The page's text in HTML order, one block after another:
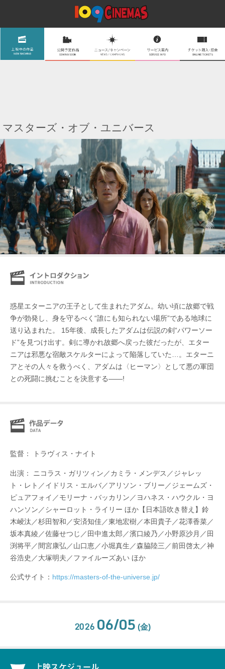
マスターズ・オブ・ユニバース
惑星エターニアの王子として生まれたアダム。幼い頃に故郷で戦
争が勃発し、身を守るべく“誰にも知られない場所”である地球に
送り込まれた。 15年後、成長したアダムは伝説の剣“パワーソー
ド”を見つけ出す。剣に導かれ故郷へ戻った彼だったが、エター
ニアは邪悪な宿敵スケルターによって陥落していた…。エターニ
アとその人々を救うべく、アダムは〈ヒーマン〉として悪の軍団
との死闘に挑むことを決意する――!
監督： トラヴィス・ナイト
出演： ニコラス・ガリツィン／カミラ・メンデス／ジャレッ
ト・レト／イドリス・エルバ／アリソン・ブリー／ジェームズ・
ピュアフォイ／モリーナ・バッカリン／ヨハネス・ハウクル・ヨ
ハンソン／シャーロット・ライリー ほか【日本語吹き替え】鈴
木崚汰／杉⽥智和／安済知佳／東地宏樹／本⽥貴⼦／花澤⾹菜／
坂本真綾／佐藤せつじ／⽥中進太郎／濱⼝綾乃／⼩野原沙⽉／⽥
渕将平／間宮康弘／⼭⼝恵／⼩堀真⽣／森脇陸三／前⽥啓太／神
⾕浩史／⼤塚明夫／ファイルーズあい ほか
公式サイト： https://masters-of-the-universe.jp/
2026 06/05 (金)